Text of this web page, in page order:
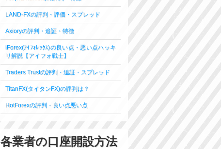
LAND-FXの評判・評価・スプレッド
Axioryの評判・追証・特徴
iForex(ｱｲﾌｫﾚｯｸｽ)の良い点・悪い点ハッキ
リ解説【アイフォ戦士】
Traders Trustの評判・追証・スプレッド
TitanFX(タイタンFX)の評判は？
HotForexの評判・良い点悪い点
各業者の口座開設方法